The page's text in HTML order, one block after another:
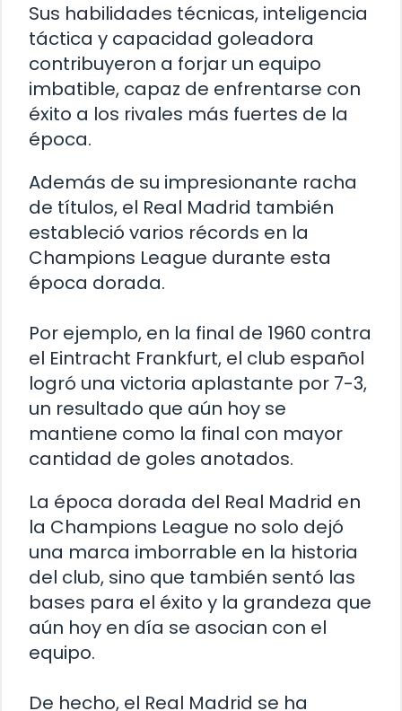
Sus habilidades técnicas, inteligencia
táctica y capacidad goleadora
contribuyeron a forjar un equipo
imbatible, capaz de enfrentarse con
éxito a los rivales más fuertes de la
época.
Además de su impresionante racha
de títulos, el Real Madrid también
estableció varios récords en la
Champions League durante esta
época dorada.
Por ejemplo, en la final de 1960 contra
el Eintracht Frankfurt, el club español
logró una victoria aplastante por 7-3,
un resultado que aún hoy se
mantiene como la final con mayor
cantidad de goles anotados.
La época dorada del Real Madrid en
la Champions League no solo dejó
una marca imborrable en la historia
del club, sino que también sentó las
bases para el éxito y la grandeza que
aún hoy en día se asocian con el
equipo.
De hecho, el Real Madrid se ha